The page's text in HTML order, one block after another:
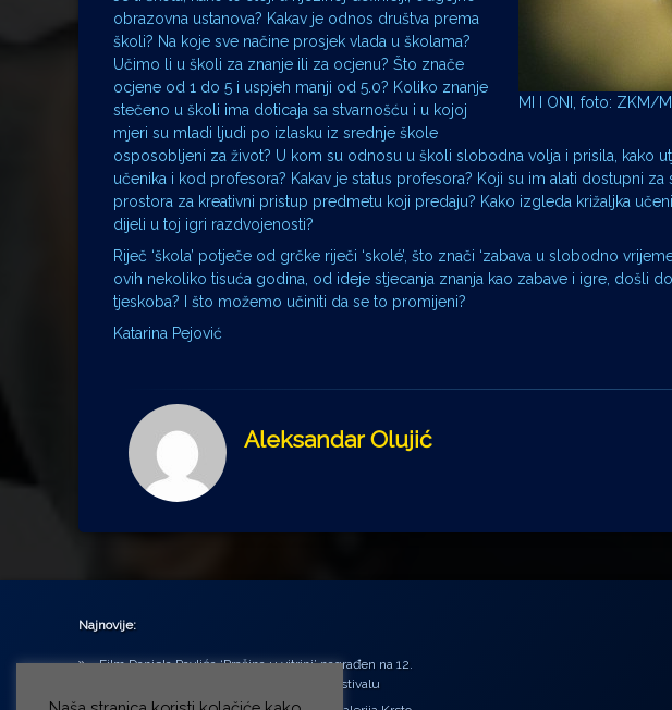
MI I ONI, foto: ZKM/
obrazovna ustanova? Kakav je odnos društva prema
školi? Na koje sve načine prosjek vlada u školama?
Učimo li u školi za znanje ili za ocjenu? Što znače
ocjene od 1 do 5 i uspjeh manji od 5.0? Koliko znanje
stečeno u školi ima doticaja sa stvarnošću i u kojoj
mjeri su mladi ljudi po izlasku iz srednje škole
osposobljeni za život? U kom su odnosu u školi slobodna volja i prisila, kako
učenika i kod profesora? Kakav je status profesora? Koji su im alati dostupni
prostora za kreativni pristup predmetu koji predaju? Kako izgleda križaljka
dijeli u toj igri razdvojenosti?
Riječ ‘škola’ potječe od grčke riječi ‘skolé’, što znači ‘zabava u slobodno
ovih nekoliko tisuća godina, od ideje stjecanja znanja kao zabave i igre, došli
tjeskoba? I što možemo učiniti da se to promijeni?
Katarina Pejović
Aleksandar Olujić
Najnovije:
Film Daniela Pavlića ‘Prašina u vitrini’ nagrađen na 12.
Green Montenegro International Film Festivalu